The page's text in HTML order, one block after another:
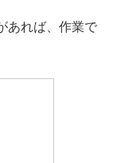
あれば、作業で